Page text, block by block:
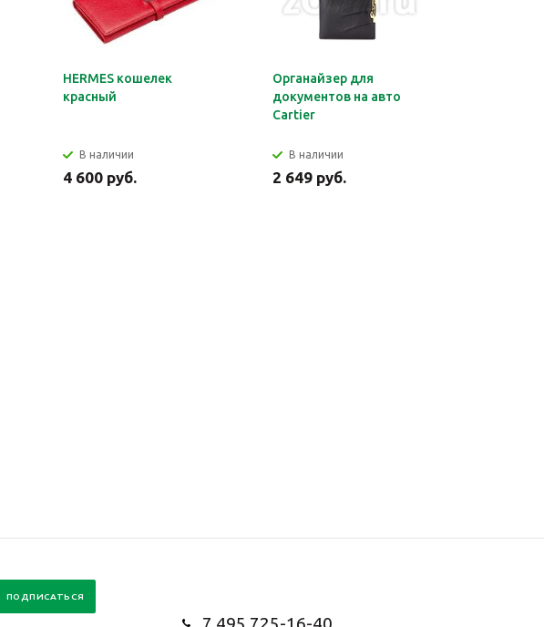
HERMES кошелек
красный
В наличии
4 600 руб.
Органайзер для
документов на авто
Cartier
В наличии
2 649 руб.